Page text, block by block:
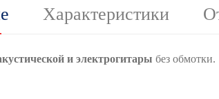
Характеристики
и электрогитары без обмотки.